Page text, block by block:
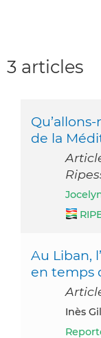
3 articles
de la
Au Liban,
en temps
Inès